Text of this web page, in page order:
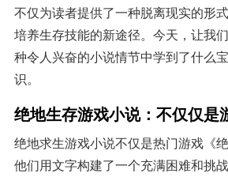
不仅为读者提供了一种脱离现实的形
培养生存技能的新途径。今天，让我
种令人兴奋的小说情节中学到了什么
识。
绝地生存游戏小说：不仅仅是
绝地求生游戏小说不仅是热门游戏《
他们用文字构建了一个充满困难和挑